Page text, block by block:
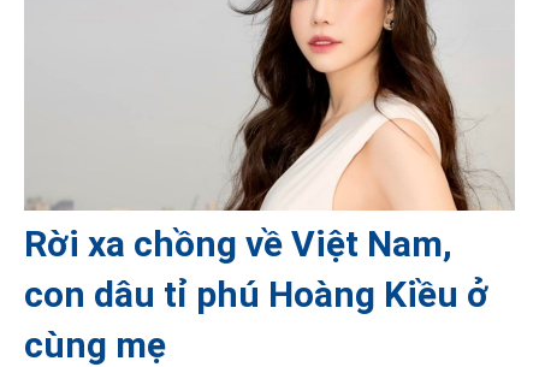
Rời xa chồng về Việt Nam,
con dâu tỉ phú Hoàng Kiều ở
cùng mẹ